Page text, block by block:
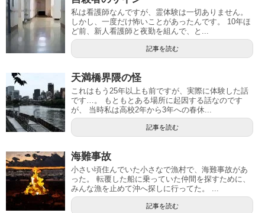
私は看護師なんですが、霊体験は一切ありません。
しかし、一度だけ怖いことがあったんです。 10年ほ
ど前、新人看護師と夜勤を組んで、と...
記事を読む
天満橋界隈の怪
これはもう25年以上も前ですが、実際に体験した話
です…。 もともとある場所に起因する話なのです
が、 当時私は高校2年から3年への春休...
記事を読む
海難事故
小さい頃住んでいた小さなで漁村で、海難事故があ
った。 転覆した船に乗っていた仲間を探すために、
みんな漁を止めて沖へ探しに行ってた。 ...
記事を読む